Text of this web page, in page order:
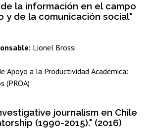
la información en el campo
y de la comunicación social"
Lionel Brossi
Apoyo a la Productividad Académica:
(PROA)
journalism en Chile
(1990-2015)." (2016)